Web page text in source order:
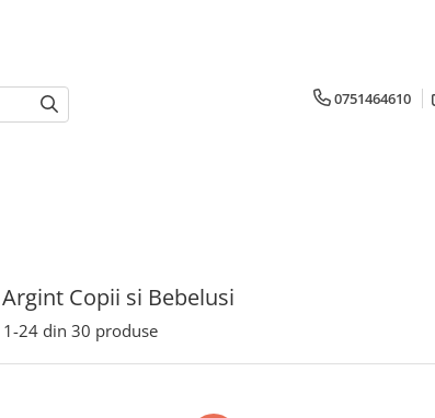
0751464610
Copii si Bebelusi
1-24 din 30 produse